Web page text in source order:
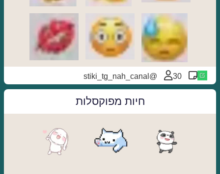
@stiki_tg_nah_canal
חיות מפוקסלות